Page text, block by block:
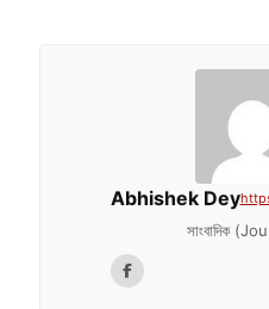
Abhishek Dey
সাংবাদিক